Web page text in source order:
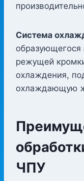
Система
образующегося
режущей
охлаждения,
охлаждающую
ЧПУ